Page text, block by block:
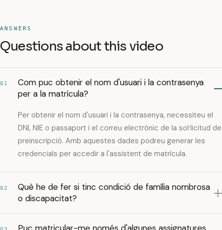
ANSWERS
Questions about this video
01
Com puc obtenir el nom d'usuari i la contrasenya
per a la matrícula?
Per obtenir el nom d'usuari i la contrasenya, necessiteu el
DNI, NIE o passaport i el correu electrònic de la sol·licitud de
preinscripció. Amb aquestes dades podreu generar les
credencials per accedir a l'assistent de matrícula.
02
Què he de fer si tinc condició de família nombrosa
o discapacitat?